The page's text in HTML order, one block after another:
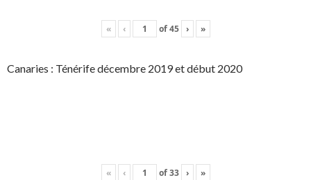
« ‹ of45 › »
Canaries : Ténérife décembre 2019 et début 2020
« ‹ of33 › »